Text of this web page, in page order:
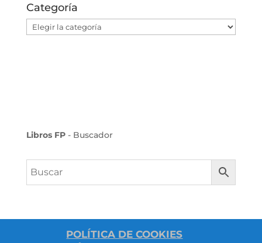
Categoría
Categoría
Libros FP- Buscador
POLÍTICA DE COOKIES